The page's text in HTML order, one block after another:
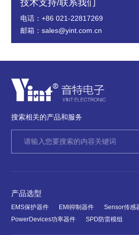
技术支持/联系我们
电话：+86 021-22817269
邮箱：sales@yint.com.cn
搜索相关的产品和服务
产品选型
EMS保护器件 EMI抑制器件
Sensor传感
PowerDevices功率器件
SPD防雷模组